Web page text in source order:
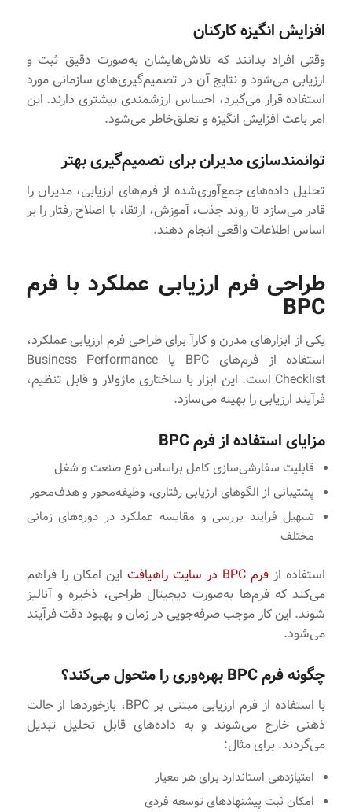
افزایش انگیزه کارکنان
وقتی افراد بدانند که تلاش‌هایشان به‌صورت دقیق ثبت و
ارزیابی می‌شود و نتایج آن در تصمیم‌گیری‌های سازمانی مورد
استفاده قرار می‌گیرد، احساس ارزشمندی بیشتری دارند. این
امر باعث افزایش انگیزه و تعلق‌خاطر می‌شود.
توانمندسازی مدیران برای تصمیم‌گیری بهتر
تحلیل داده‌های جمع‌آوری‌شده از فرم‌های ارزیابی، مدیران را
قادر می‌سازد تا روند جذب، آموزش، ارتقا، یا اصلاح رفتار را بر
اساس اطلاعات واقعی انجام دهند.
طراحی فرم ارزیابی عملکرد با فرم
BPC
یکی از ابزارهای مدرن و کارآ برای طراحی فرم ارزیابی عملکرد،
استفاده از فرم‌های BPC یا Business Performance
Checklist است. این ابزار با ساختاری ماژولار و قابل تنظیم،
فرآیند ارزیابی را بهینه می‌سازد.
مزایای استفاده از فرم BPC
قابلیت سفارشی‌سازی کامل براساس نوع صنعت و شغل
پشتیبانی از الگوهای ارزیابی رفتاری، وظیفه‌محور و هدف‌محور
تسهیل فرایند بررسی و مقایسه عملکرد در دوره‌های زمانی
مختلف
استفاده از فرم BPC در سایت راهیافت
این امکان را فراهم
می‌کند که فرم‌ها به‌صورت دیجیتال طراحی، ذخیره و آنالیز
شوند. این کار موجب صرفه‌جویی در زمان و بهبود دقت فرآیند
می‌شود.
چگونه فرم BPC بهره‌وری را متحول می‌کند؟
با استفاده از فرم ارزیابی مبتنی بر BPC، بازخوردها از حالت
ذهنی خارج می‌شوند و به داده‌های قابل تحلیل تبدیل
می‌گردند. برای مثال:
امتیازدهی استاندارد برای هر معیار
امکان ثبت پیشنهادهای توسعه فردی